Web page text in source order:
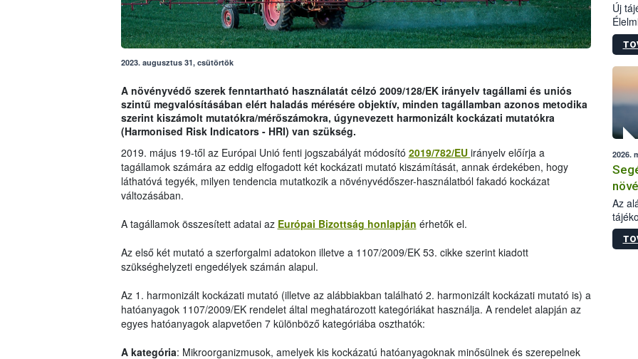
2023. augusztus 31, csütörtök
A növényvédő szerek fenntartható használatát célzó 2009/128/EK irányelv tagállami és uniós
szintű megvalósításában elért haladás mérésére objektív, minden tagállamban azonos metodika
szerint kiszámolt mutatókra/mérőszámokra, úgynevezett harmonizált kockázati mutatókra
(Harmonised Risk Indicators - HRI) van szükség.
2019. május 19-től az Európai Unió fenti jogszabályát módosító 2019/782/EU irányelv előírja a
tagállamok számára az eddig elfogadott két kockázati mutató kiszámítását, annak érdekében, hogy
láthatóvá tegyék, milyen tendencia mutatkozik a növényvédőszer-használatból fakadó kockázat
változásában.
A tagállamok összesített adatai az Európai Bizottság honlapján érhetők el.
Az első két mutató a szerforgalmi adatokon illetve a 1107/2009/EK 53. cikke szerint kiadott
szükséghelyzeti engedélyek számán alapul.
Az 1. harmonizált kockázati mutató (illetve az alábbiakban található 2. harmonizált kockázati mutató is) a
hatóanyagok 1107/2009/EK rendelet által meghatározott kategóriákat használja. A rendelet alapján az
egyes hatóanyagok alapvetően 7 különböző kategóriába oszthatók:
A kategória: Mikroorganizmusok, amelyek kis kockázatú hatóanyagoknak minősülnek és szerepelnek
Új
2026.
Az